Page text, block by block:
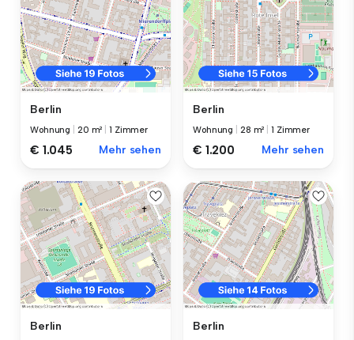
Berlin
Wohnung 20 m² |1 Zimmer
€ 1.045 Mehr sehen
Berlin
Wohnung 28 m² |1 Zimmer
€ 1.200 Mehr sehen
Berlin Berlin